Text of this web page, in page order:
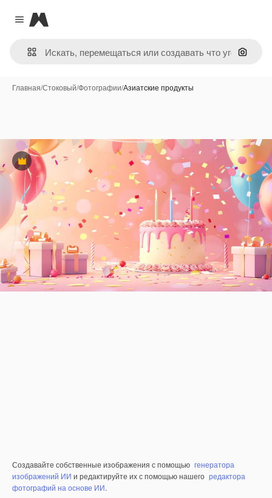
Close menu
Magnific
Поиск
Главная/Стоковый/Фотографии/Азиатские продукты
Премиум
Создавайте собственные изображения с помощью генератора
изображений ИИ и редактируйте их с помощью нашего редактора
фотографий на основе ИИ.